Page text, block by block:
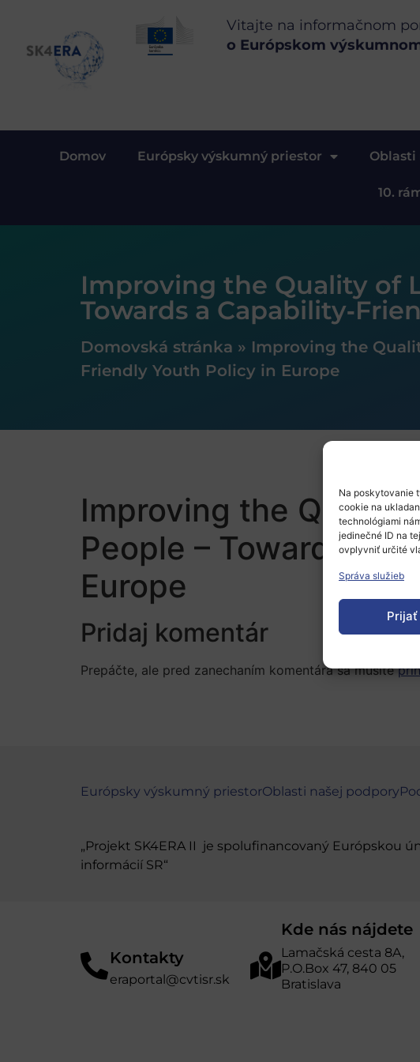
Na poskytovanie
cookie na
technológiami
jedinečné ID na
ovplyvniť určité
Správa služieb
Prijať
Vitajte na informačnom
o Európskom
Domov Európsky výskumný priestor Oblasti
10.
Improving the Quality of
Towards a
Domovská stránka » Improving the
Friendly Youth Policy in Europe
Improving the Quality
People – Towards a
Europe
Pridaj komentár
Prepáčte, ale pred zanechaním komentára sa musíte
Európsky výskumný priestorOblasti našej podpory
„Projekt SK4ERA II je spolufinancovaný Európskou
informácií SR“
Kontakty
eraportal@cvtisr.sk
Kde nás nájdete
Lamačská cesta 8A,
P.O.Box 47, 840 05
Bratislava